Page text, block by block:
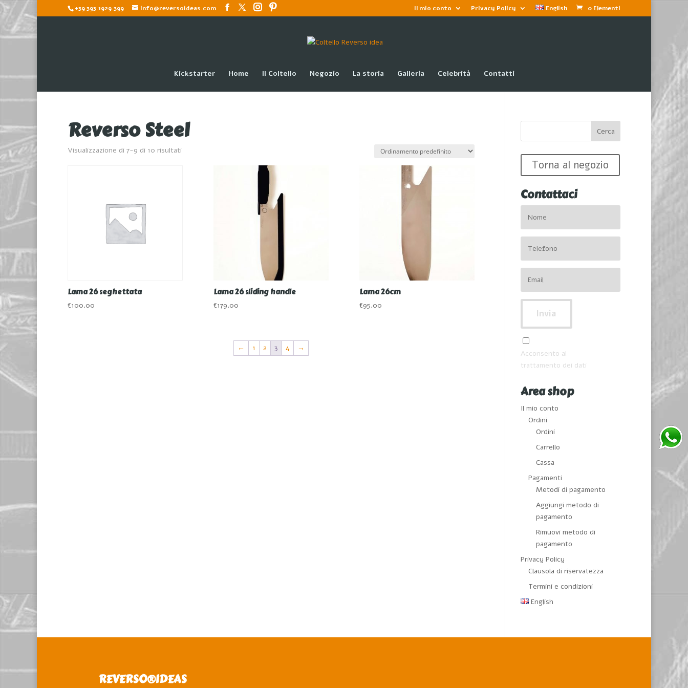
+39 393.1929.399 info@reversoideas.com Il mio conto Privacy Policy English 0 Elementi
Kickstarter Home Il Coltello Negozio La storia Galleria Celebrità Contatti
Reverso Steel
Visualizzazione di 7-9 di 10 risultati
Lama 26 seghettata
€100.00
Lama 26 sliding handle
€179.00
Lama 26cm
€95.00
← 1 2 3 4 →
Torna al negozio
Contattaci
Acconsento al
trattamento dei dati
Area shop
Il mio conto
Ordini
Ordini
Carrello
Cassa
Pagamenti
Metodi di pagamento
Aggiungi metodo di
pagamento
Rimuovi metodo di
pagamento
Privacy Policy
Clausola di riservatezza
Termini e condizioni
English
REVERSO®️IDEAS